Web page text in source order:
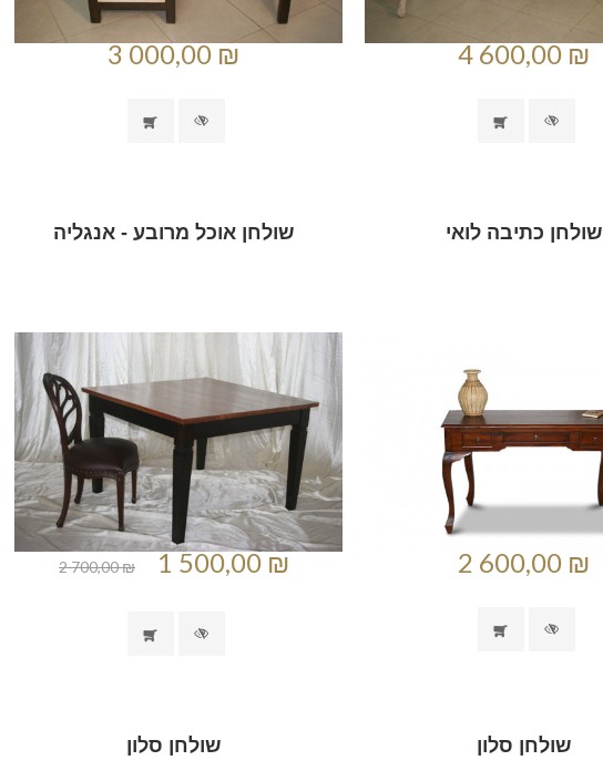
3 000,00 ₪ 4 600,00 ₪
שולחן אוכל מרובע - אנגליה
2 700,00 ₪ 1 500,00 ₪
שולחן כתיבה לואי
2 600,00 ₪
שולחן סלון שולחן סלון